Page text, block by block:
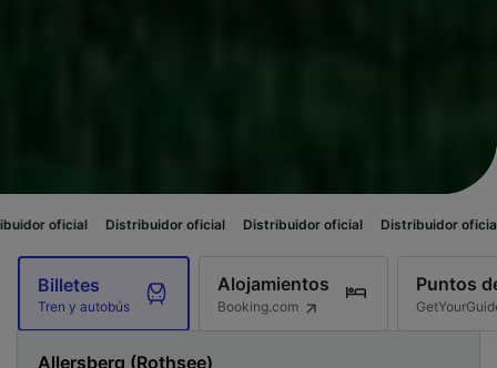
Distribuidor oficial Distribuidor oficial Distribuidor oficial
Billetes
Tren y autobús
Alojamientos
Booking.com
Puntos